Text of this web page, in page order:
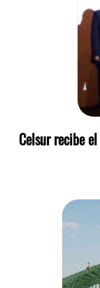
Celsur recibe